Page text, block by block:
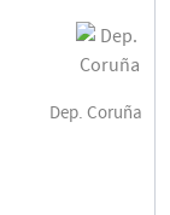
Dep. Coruña